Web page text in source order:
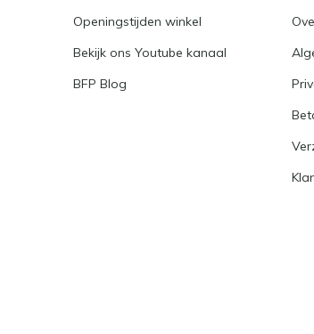
Openingstijden winkel
Bekijk ons Youtube kanaal
BFP Blog